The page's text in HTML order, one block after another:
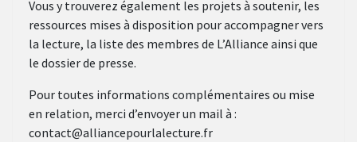
Vous y trouverez également les projets à soutenir, les
ressources mises à disposition pour accompagner vers
la lecture, la liste des membres de L’Alliance ainsi que
le dossier de presse.
Pour toutes informations complémentaires ou mise
en relation, merci d’envoyer un mail à :
contact@alliancepourlalecture.fr